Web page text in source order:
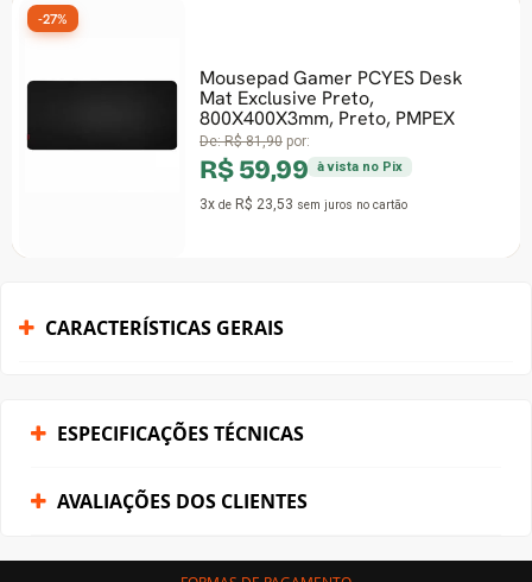
Mousepad Gamer PCYES Desk
Mat Exclusive Preto,
800X400X3mm, Preto, PMPEX
De:R$ 81,90por:
R$ 59,99 à vista no Pix
3xde R$ 23,53sem juros no cartão
-27%
CARACTERÍSTICAS GERAIS
ESPECIFICAÇÕES TÉCNICAS
AVALIAÇÕES DOS CLIENTES